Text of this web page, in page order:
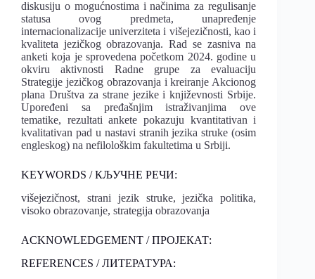
diskusiju o mogućnostima i načinima za regulisanje
statusa ovog predmeta, unapređenje
internacionalizacije univerziteta i višejezičnosti, kao i
kvaliteta jezičkog obrazovanja. Rad se zasniva na
anketi koja je sprovedena početkom 2024. godine u
okviru aktivnosti Radne grupe za evaluaciju
Strategije jezičkog obrazovanja i kreiranje Akcionog
plana Društva za strane jezike i književnosti Srbije.
Upoređeni sa pređašnjim istraživanjima ove
tematike, rezultati ankete pokazuju kvantitativan i
kvalitativan pad u nastavi stranih jezika struke (osim
engleskog) na nefilološkim fakultetima u Srbiji.
KEYWORDS / КЉУЧНЕ РЕЧИ:
višejezičnost, strani jezik struke, jezička politika,
visoko obrazovanje, strategija obrazovanja
ACKNOWLEDGEMENT / ПРОЈЕКАТ:
REFERENCES / ЛИТЕРАТУРА: